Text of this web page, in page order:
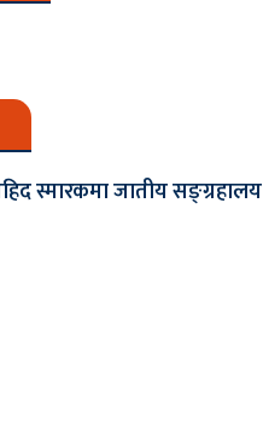
स्मारकमा जातीय सङ्ग्रहालय